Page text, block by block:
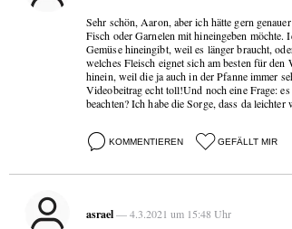
Sehr schön, Aaron, aber ich hätte gern
Fisch oder Garnelen mit hineingeben möchte.
Gemüse hineingibt, weil es länger braucht,
welches Fleisch eignet sich am besten für den
hinein, weil die ja auch in der Pfanne immer
Videobeitrag echt toll!Und noch eine Frage:
beachten? Ich habe die Sorge, dass da leichter
KOMMENTIEREN GEFÄLLT MIR
asrael— 4.3.2021 um 15:48 Uhr